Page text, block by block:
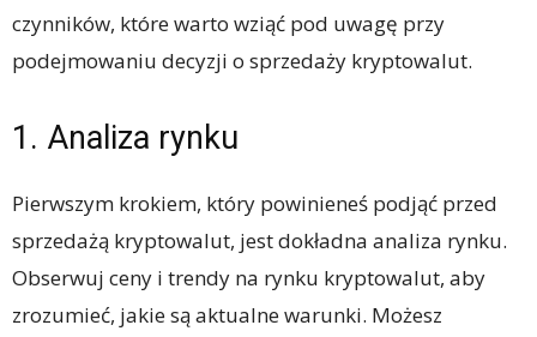
czynników, które warto wziąć pod uwagę przy
podejmowaniu decyzji o sprzedaży kryptowalut.
1. Analiza rynku
Pierwszym krokiem, który powinieneś podjąć przed
sprzedażą kryptowalut, jest dokładna analiza rynku.
Obserwuj ceny i trendy na rynku kryptowalut, aby
zrozumieć, jakie są aktualne warunki. Możesz